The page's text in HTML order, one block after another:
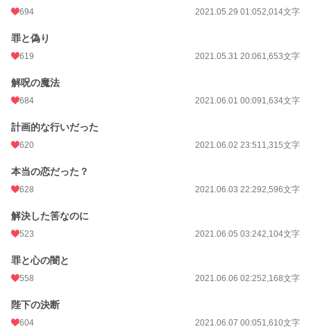
694 2021.05.29 01:052,014文字
罪と偽り
619 2021.05.31 20:061,653文字
解呪の魔法
684 2021.06.01 00:091,634文字
計画的な行いだった
620 2021.06.02 23:511,315文字
本当の恋だった？
628 2021.06.03 22:292,596文字
解決した筈なのに
523 2021.06.05 03:242,104文字
罪と心の闇と
558 2021.06.06 02:252,168文字
陛下の決断
604 2021.06.07 00:051,610文字